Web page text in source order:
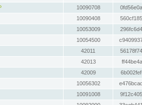
10090708
10090408
10053009
10054500
42011
42013
42009
10056302
10091008